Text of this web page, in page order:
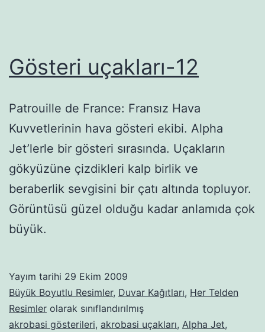
Gösteri uçakları-12
Patrouille de France: Fransız Hava
Kuvvetlerinin hava gösteri ekibi. Alpha
Jet’lerle bir gösteri sırasında. Uçakların
gökyüzüne çizdikleri kalp birlik ve
beraberlik sevgisini bir çatı altında topluyor.
Görüntüsü güzel olduğu kadar anlamıda çok
büyük.
Yayım tarihi 29 Ekim 2009
Büyük Boyutlu Resimler, Duvar Kağıtları, Her Telden
Resimler olarak sınıflandırılmış
akrobasi gösterileri, akrobasi uçakları, Alpha Jet,